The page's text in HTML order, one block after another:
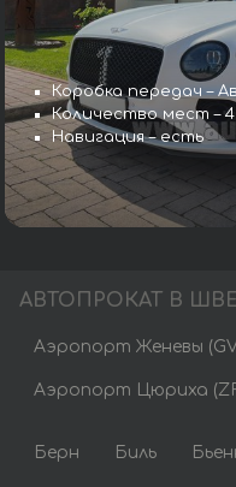
Коробка передач –
Количество мест – 4
Навигация – есть
АВТОПРОКАТ В
Аэропорт Женевы
Аэропорт Цюриха
Берн Биль